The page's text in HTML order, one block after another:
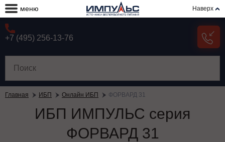
меню Наверх
+7 (495) 256-13-76
Главная ИБП Онлайн ИБП ФОРВАРД 31
ИБП ИМПУЛЬС серия
ФОРВАРД 31